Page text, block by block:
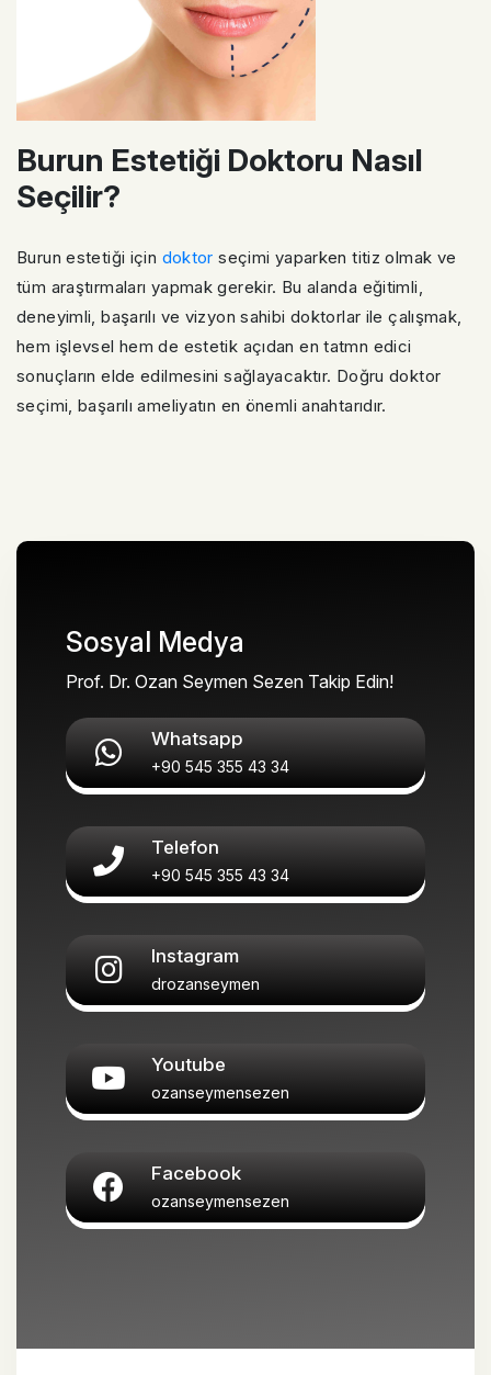
Burun Estetiği Doktoru Nasıl
Seçilir?
Burun estetiği için doktor seçimi yaparken titiz olmak ve
tüm araştırmaları yapmak gerekir. Bu alanda eğitimli,
deneyimli, başarılı ve vizyon sahibi doktorlar ile çalışmak,
hem işlevsel hem de estetik açıdan en tatmn edici
sonuçların elde edilmesini sağlayacaktır. Doğru doktor
seçimi, başarılı ameliyatın en önemli anahtarıdır.
Sosyal Medya
Prof. Dr. Ozan Seymen Sezen Takip Edin!
Whatsapp
+90 545 355 43 34
Telefon
+90 545 355 43 34
Instagram
drozanseymen
Youtube
ozanseymensezen
Facebook
ozanseymensezen